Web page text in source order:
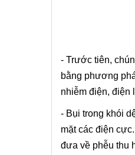
- Trước tiên,
bằng phương
nhiễm điện, điện
- Bụi trong khói
mặt các điện
đưa về phễu thu